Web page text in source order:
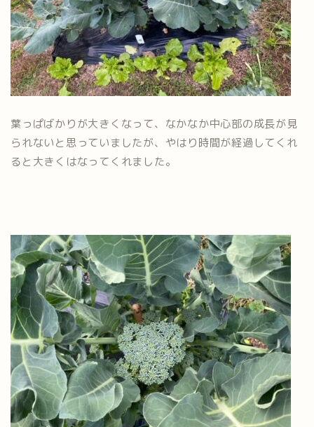
葉っぱばかりが大きくなって、なかなか中心部の成長が見
られないと思っていましたが、やはり時間が経過してくれ
ると大きくはなってくれました。